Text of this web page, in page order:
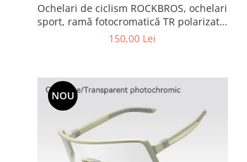
Ochelari de ciclism ROCKBROS, ochelari
sport, ramă fotocromatică TR polarizată,
unisex
150,00 Lei
NOU